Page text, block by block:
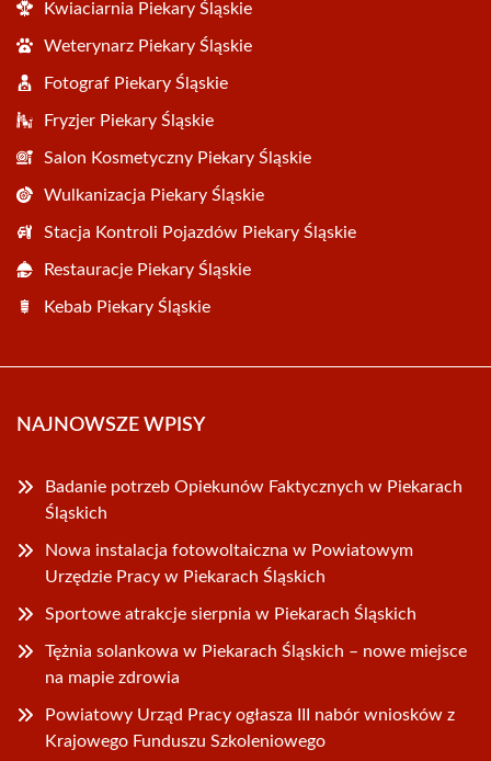
Kwiaciarnia Piekary Śląskie
Weterynarz Piekary Śląskie
Fotograf Piekary Śląskie
Fryzjer Piekary Śląskie
Salon Kosmetyczny Piekary Śląskie
Wulkanizacja Piekary Śląskie
Stacja Kontroli Pojazdów Piekary Śląskie
Restauracje Piekary Śląskie
Kebab Piekary Śląskie
NAJNOWSZE WPISY
Badanie potrzeb Opiekunów Faktycznych w Piekarach
Śląskich
Nowa instalacja fotowoltaiczna w Powiatowym
Urzędzie Pracy w Piekarach Śląskich
Sportowe atrakcje sierpnia w Piekarach Śląskich
Tężnia solankowa w Piekarach Śląskich – nowe miejsce
na mapie zdrowia
Powiatowy Urząd Pracy ogłasza III nabór wniosków z
Krajowego Funduszu Szkoleniowego